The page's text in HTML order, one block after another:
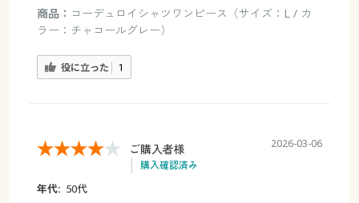
商品： コーデュロイシャツワンピース（サイズ：L / カ
ラー：チャコールグレー）
役に立った 1
ご購入者様
購入確認済み
2026-03-06
年代: 50代